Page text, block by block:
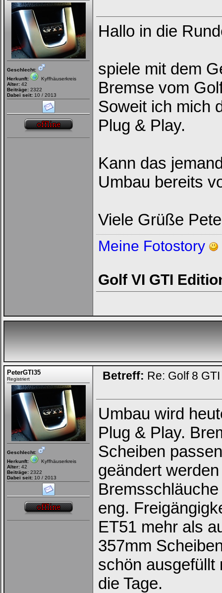
Loginbox
Trage
bitte
die
nachfolgenden
Deinen
Benutzernamen
und
Kennwort
ein,
um
Dich
einzuloggen.
Username:
Passwort:
Geschlecht:
Herkunft:
Kyffhäuserkreis
Alter: 42
Beiträge: 2322
Dabei seit: 10 / 2013
Hallo in die
spiele mit dem
Bremse vom
Soweit ich mich
Plug & Play.
Kann das
Umbau bereits
Viele Grüße
Meine Fotostory
Golf VI GTI
PeterGTI35
Registriert
Geschlecht:
Herkunft:
Kyffhäuserkreis
Alter: 42
Beiträge: 2322
Dabei seit: 10 / 2013
Betreff: Re: Golf 8
Umbau wird
Plug & Play.
Scheiben
geändert
eng.
ET51 mehr als
357mm
schön ausgefüllt
die Tage.